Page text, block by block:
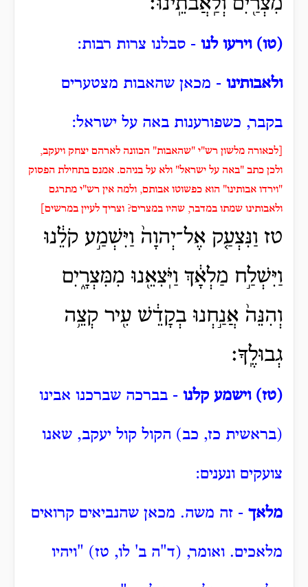
(טו) וירעו לנו - סבלנו צרות רבות:
ולאבותינו - מכאן שהאבות מצטערים
בקבר, כשפורענות באה על ישראל:
[לכאורה מלשון רש"י "שהאבות" הכוונה לארהם יצחק ויעקב,
ולכן כתב "באה על ישראל" ולא על בניהם. אמנם בתחילת הפסוק
"וירדו אבותינו" הוא כפשוטו אבותם, ולמה אין רש"י מתרגם
ולאבותינו שמתו במדבר, שהיו במצרים? וצריך לעיין במרשים]
טז וַנִּצְעַ֤ק אֶל־יְהוָה֙ וַיִּשְׁמַ֣ע קֹלֵ֔נוּ
וַיִּשְׁלַ֣ח מַלְאָ֔ךְ וַיֹּֽצִאֵ֖נוּ מִמִּצְרָ֑יִם
וְהִנֵּה֙ אֲנַ֣חְנוּ בְקָדֵ֔שׁ עִ֖יר קְצֵ֥ה
גְבוּלֶֽךָ׃
(טז) וישמע קלנו - בברכה שברכנו אבינו
(בראשית כז, כב) הקול קול יעקב, שאנו
צועקים ונענים:
מלאך - זה משה. מכאן שהנביאים קרואים
מלאכים. ואומר, (ד"ה ב' לו, טז) "ויהיו